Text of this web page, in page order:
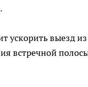
ускорить выезд
встречной